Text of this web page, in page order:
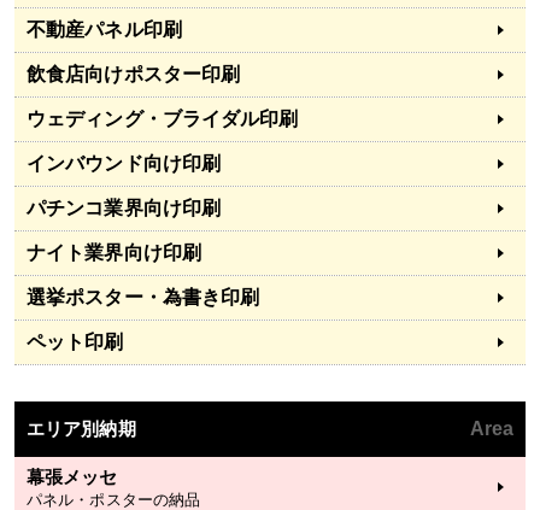
不動産パネル印刷
飲食店向けポスター印刷
ウェディング・ブライダル印刷
インバウンド向け印刷
パチンコ業界向け印刷
ナイト業界向け印刷
選挙ポスター・為書き印刷
ペット印刷
エリア別納期 Area
幕張メッセ
パネル・ポスターの納品